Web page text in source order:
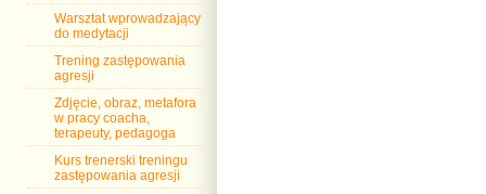
Warsztat wprowadzający
do medytacji
Trening zastępowania
agresji
Zdjęcie, obraz, metafora
w pracy coacha,
terapeuty, pedagoga
Kurs trenerski treningu
zastępowania agresji